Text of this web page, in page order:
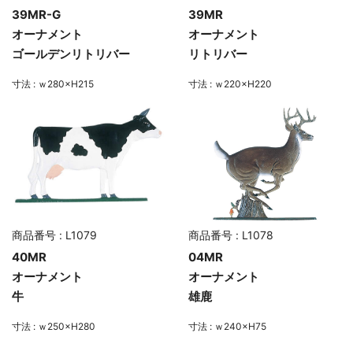
39MR-G
オーナメント
ゴールデンリトリバー
寸法 : ｗ280×H215
39MR
オーナメント
リトリバー
寸法 : ｗ220×H220
商品番号 : L1079
40MR
オーナメント
牛
寸法 : ｗ250×H280
商品番号 : L1078
04MR
オーナメント
雄鹿
寸法 : ｗ240×H75